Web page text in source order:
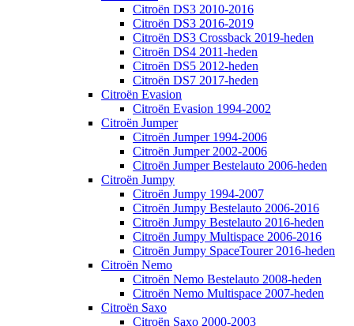
Citroën DS3 2010-2016
Citroën DS3 2016-2019
Citroën DS3 Crossback 2019-heden
Citroën DS4 2011-heden
Citroën DS5 2012-heden
Citroën DS7 2017-heden
Citroën Evasion
Citroën Evasion 1994-2002
Citroën Jumper
Citroën Jumper 1994-2006
Citroën Jumper 2002-2006
Citroën Jumper Bestelauto 2006-heden
Citroën Jumpy
Citroën Jumpy 1994-2007
Citroën Jumpy Bestelauto 2006-2016
Citroën Jumpy Bestelauto 2016-heden
Citroën Jumpy Multispace 2006-2016
Citroën Jumpy SpaceTourer 2016-heden
Citroën Nemo
Citroën Nemo Bestelauto 2008-heden
Citroën Nemo Multispace 2007-heden
Citroën Saxo
Citroën Saxo 2000-2003